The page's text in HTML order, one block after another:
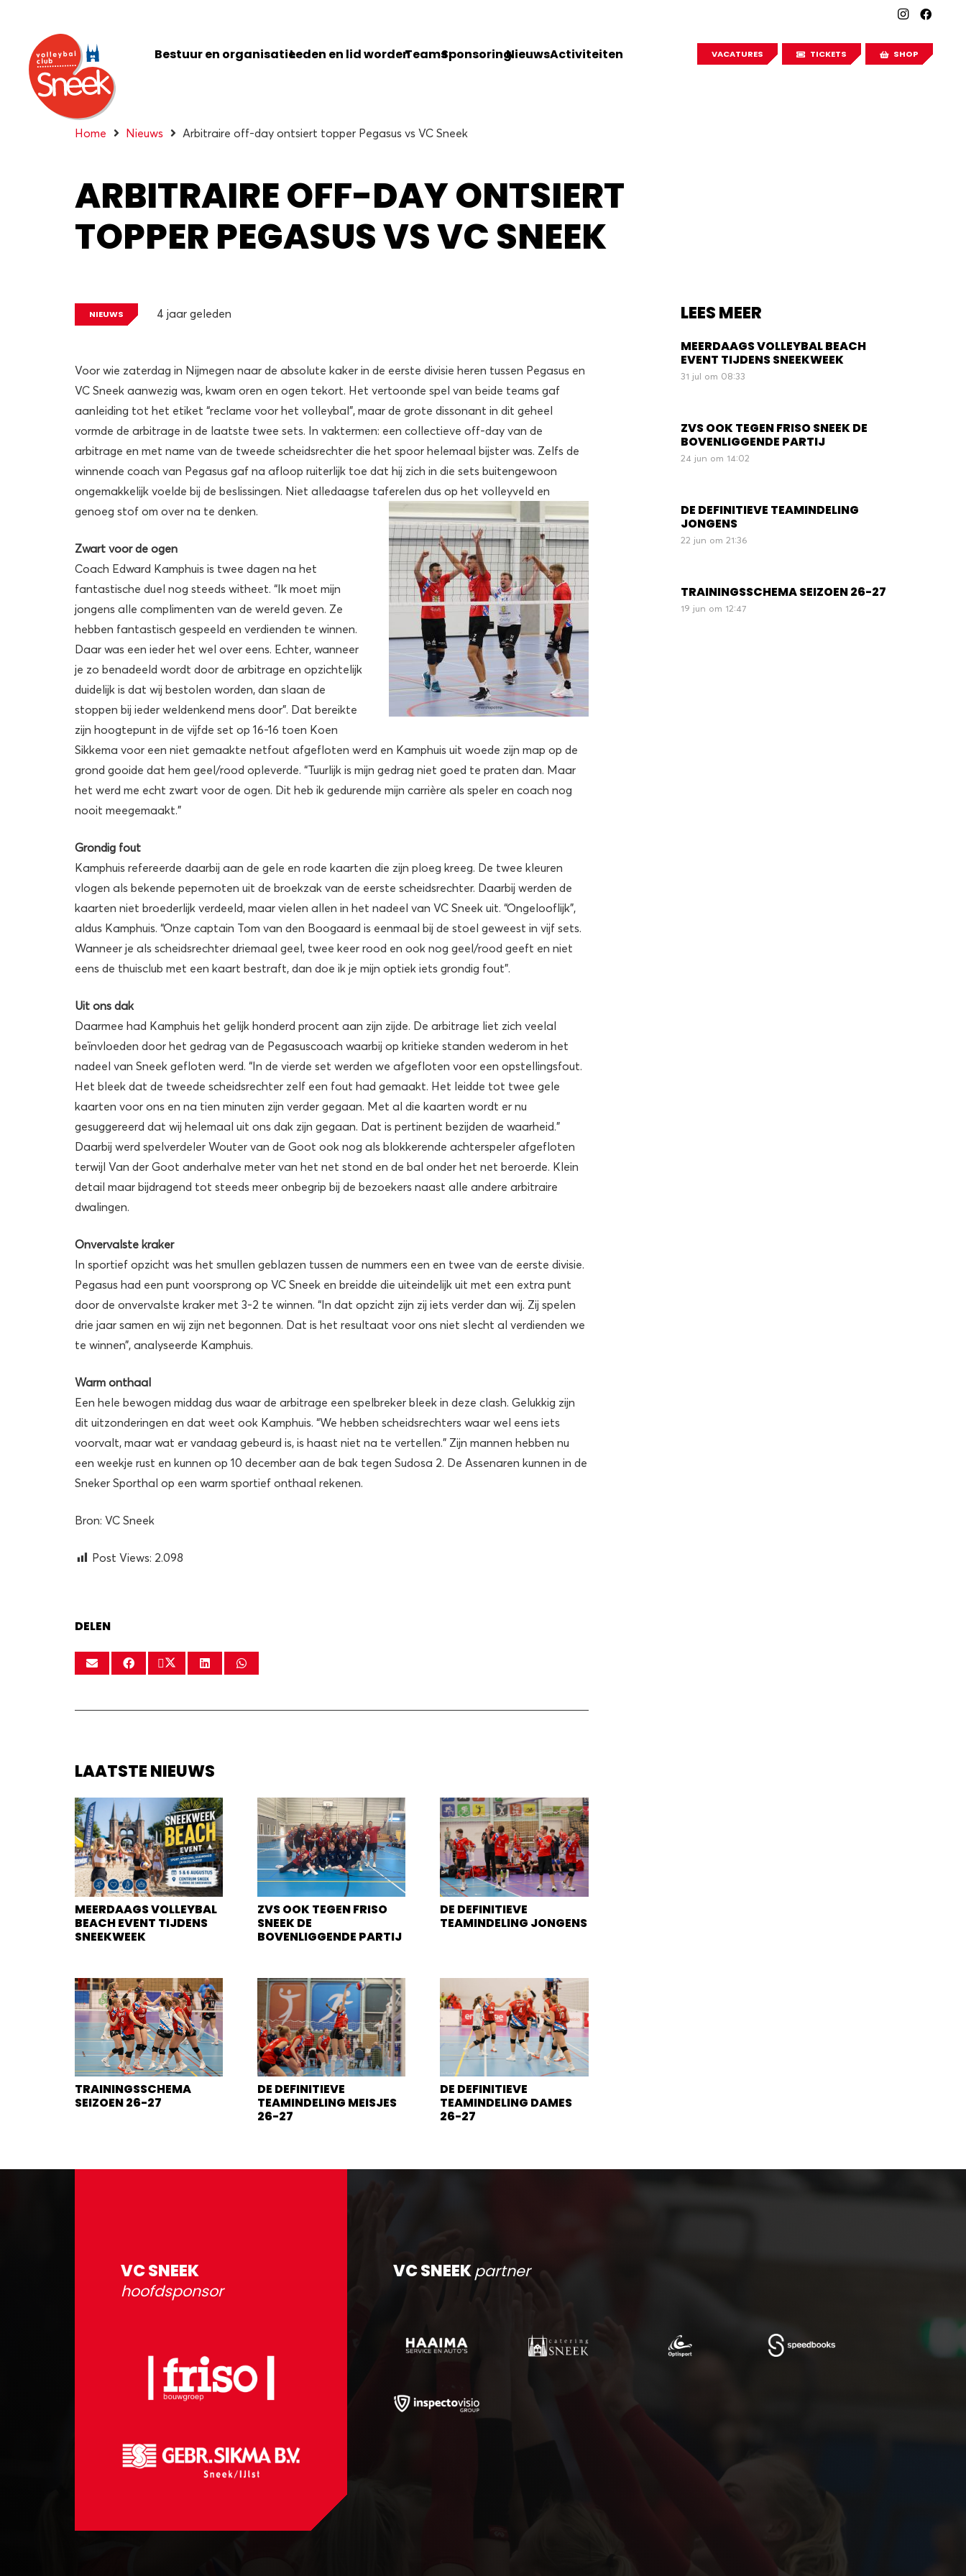
Bestuur en organisatieLeden en lid wordenTeamsSponsoringNieuwsActiviteiten VACATURES TICKETS SHOP
Home Nieuws Arbitraire off-day ontsiert topper Pegasus vs VC Sneek
ARBITRAIRE OFF-DAY ONTSIERT
TOPPER PEGASUS VS VC SNEEK
NIEUWS 4 jaar geleden
Voor wie zaterdag in Nijmegen naar de absolute kaker in de eerste divisie heren tussen Pegasus en
VC Sneek aanwezig was, kwam oren en ogen tekort. Het vertoonde spel van beide teams gaf
aanleiding tot het etiket “reclame voor het volleybal”, maar de grote dissonant in dit geheel
vormde de arbitrage in de laatste twee sets. In vaktermen: een collectieve off-day van de
arbitrage en met name van de tweede scheidsrechter die het spoor helemaal bijster was. Zelfs de
winnende coach van Pegasus gaf na afloop ruiterlijk toe dat hij zich in die sets buitengewoon
ongemakkelijk voelde bij de beslissingen. Niet alledaagse taferelen dus op het volleyveld en
genoeg stof om over na te denken.
Zwart voor de ogen
Coach Edward Kamphuis is twee dagen na het
fantastische duel nog steeds witheet. “Ik moet mijn
jongens alle complimenten van de wereld geven. Ze
hebben fantastisch gespeeld en verdienden te winnen.
Daar was een ieder het wel over eens. Echter, wanneer
je zo benadeeld wordt door de arbitrage en opzichtelijk
duidelijk is dat wij bestolen worden, dan slaan de
stoppen bij ieder weldenkend mens door”. Dat bereikte
zijn hoogtepunt in de vijfde set op 16-16 toen Koen
Sikkema voor een niet gemaakte netfout afgefloten werd en Kamphuis uit woede zijn map op de
grond gooide dat hem geel/rood opleverde. “Tuurlijk is mijn gedrag niet goed te praten dan. Maar
het werd me echt zwart voor de ogen. Dit heb ik gedurende mijn carrière als speler en coach nog
nooit meegemaakt.”
Grondig fout
Kamphuis refereerde daarbij aan de gele en rode kaarten die zijn ploeg kreeg. De twee kleuren
vlogen als bekende pepernoten uit de broekzak van de eerste scheidsrechter. Daarbij werden de
kaarten niet broederlijk verdeeld, maar vielen allen in het nadeel van VC Sneek uit. “Ongelooflijk”,
aldus Kamphuis. “Onze captain Tom van den Boogaard is eenmaal bij de stoel geweest in vijf sets.
Wanneer je als scheidsrechter driemaal geel, twee keer rood en ook nog geel/rood geeft en niet
eens de thuisclub met een kaart bestraft, dan doe ik je mijn optiek iets grondig fout”.
Uit ons dak
Daarmee had Kamphuis het gelijk honderd procent aan zijn zijde. De arbitrage liet zich veelal
beïnvloeden door het gedrag van de Pegasuscoach waarbij op kritieke standen wederom in het
nadeel van Sneek gefloten werd. “In de vierde set werden we afgefloten voor een opstellingsfout.
Het bleek dat de tweede scheidsrechter zelf een fout had gemaakt. Het leidde tot twee gele
kaarten voor ons en na tien minuten zijn verder gegaan. Met al die kaarten wordt er nu
gesuggereerd dat wij helemaal uit ons dak zijn gegaan. Dat is pertinent bezijden de waarheid.”
Daarbij werd spelverdeler Wouter van de Goot ook nog als blokkerende achterspeler afgefloten
terwijl Van der Goot anderhalve meter van het net stond en de bal onder het net beroerde. Klein
detail maar bijdragend tot steeds meer onbegrip bij de bezoekers naast alle andere arbitraire
dwalingen.
Onvervalste kraker
In sportief opzicht was het smullen geblazen tussen de nummers een en twee van de eerste divisie.
Pegasus had een punt voorsprong op VC Sneek en breidde die uiteindelijk uit met een extra punt
door de onvervalste kraker met 3-2 te winnen. “In dat opzicht zijn zij iets verder dan wij. Zij spelen
drie jaar samen en wij zijn net begonnen. Dat is het resultaat voor ons niet slecht al verdienden we
te winnen”, analyseerde Kamphuis.
Warm onthaal
Een hele bewogen middag dus waar de arbitrage een spelbreker bleek in deze clash. Gelukkig zijn
dit uitzonderingen en dat weet ook Kamphuis. “We hebben scheidsrechters waar wel eens iets
voorvalt, maar wat er vandaag gebeurd is, is haast niet na te vertellen.” Zijn mannen hebben nu
een weekje rust en kunnen op 10 december aan de bak tegen Sudosa 2. De Assenaren kunnen in de
Sneker Sporthal op een warm sportief onthaal rekenen.
Bron: VC Sneek
Post Views: 2.098
DELEN
LAATSTE NIEUWS
MEERDAAGS VOLLEYBAL
BEACH EVENT TIJDENS
SNEEKWEEK
ZVS OOK TEGEN FRISO
SNEEK DE
BOVENLIGGENDE PARTIJ
DE DEFINITIEVE
TEAMINDELING JONGENS
TRAININGSSCHEMA
SEIZOEN 26-27
DE DEFINITIEVE
TEAMINDELING MEISJES
26-27
DE DEFINITIEVE
TEAMINDELING DAMES
26-27
LEES MEER
MEERDAAGS VOLLEYBAL BEACH
EVENT TIJDENS SNEEKWEEK
31 jul om 08:33
ZVS OOK TEGEN FRISO SNEEK DE
BOVENLIGGENDE PARTIJ
24 jun om 14:02
DE DEFINITIEVE TEAMINDELING
JONGENS
22 jun om 21:36
TRAININGSSCHEMA SEIZOEN 26-27
19 jun om 12:47
VC SNEEK
hoofdsponsor
VC SNEEKpartner